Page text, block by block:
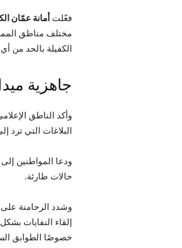
فعّلت أمانة عمّان
مختلف مناطق
الكفيلة بالحد من
جاهزية
وأكد الناطق
البلاغات التي ترد
ودعا المواطنين
حالات طارئة.
وشدد الرحامنة على
إلقاء النفايات
خصوصًا الطوابق